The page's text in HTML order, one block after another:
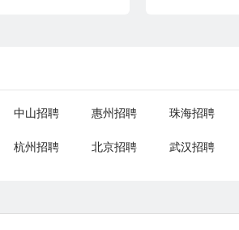
中山招聘 惠州招聘 珠海招聘
杭州招聘 北京招聘 武汉招聘